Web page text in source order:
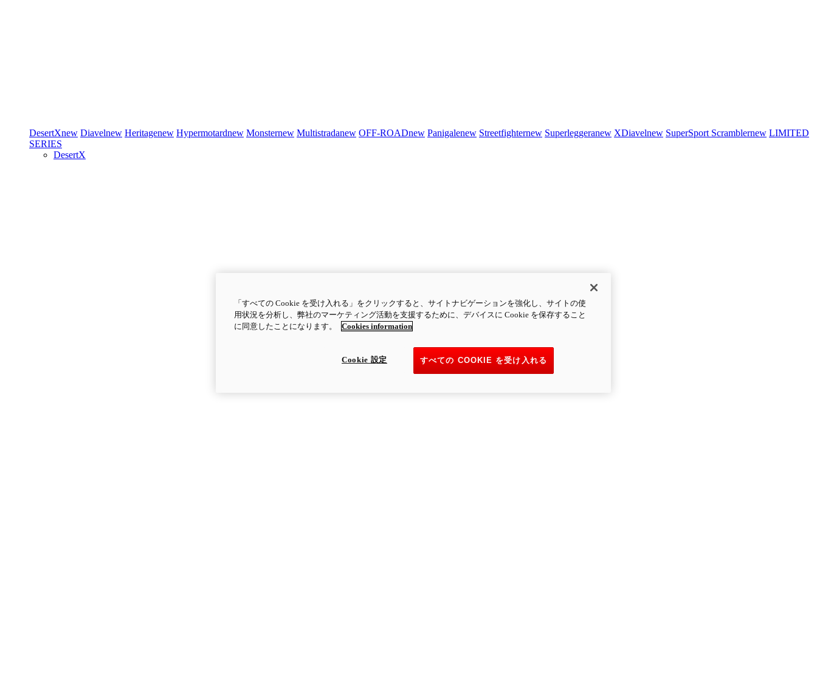
DesertXnew Diavelnew Heritagenew Hypermotardnew Monsternew Multistradanew OFF-ROADnew Panigalenew Streetfighternew Superleggeranew XDiavelnew SuperSport Scramblernew LIMITED
SERIES
DesertX
「すべての Cookie を受け入れる」をクリックすると、サイトナビゲーションを強化し、サイトの使
用状況を分析し、弊社のマーケティング活動を支援するために、デバイスに Cookie を保存すること
に同意したことになります。
Cookies information
すべての COOKIE を受け入れる
Cookie 設定